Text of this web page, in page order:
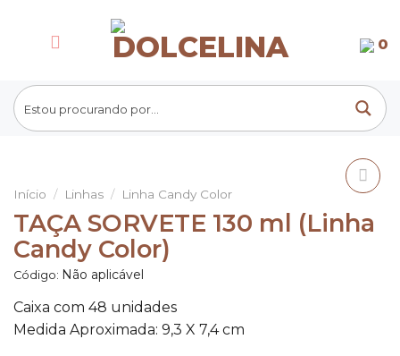
0
Adicionar
aos
Início / Linhas / Linha Candy Color
TAÇA SORVETE 130 ml (Linha
Candy Color)
Código: Não aplicável
Caixa com 48 unidades
Medida Aproximada: 9,3 X 7,4 cm